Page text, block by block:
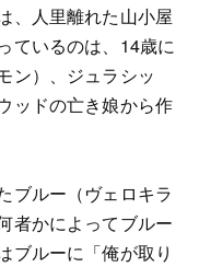
、人里離れた山小屋
ているのは、14歳に
ン）、ジュラシッ
ッドの亡き娘から作
ブルー（ヴェロキラ
者かによってブルー
ブルーに「俺が取り